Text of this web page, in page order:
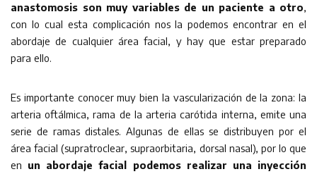
anastomosis son muy variables de un paciente a otro,
con lo cual esta complicación nos la podemos encontrar en el
abordaje de cualquier área facial, y hay que estar preparado
para ello.
Es importante conocer muy bien la vascularización de la zona: la
arteria oftálmica, rama de la arteria carótida interna, emite una
serie de ramas distales. Algunas de ellas se distribuyen por el
área facial (supratroclear, supraorbitaria, dorsal nasal), por lo que
en un abordaje facial podemos realizar una inyección